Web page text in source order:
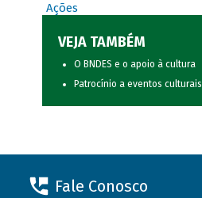
Ações
VEJA TAMBÉM
O BNDES e o apoio à cultura
Patrocínio a eventos culturais
Fale Conosco